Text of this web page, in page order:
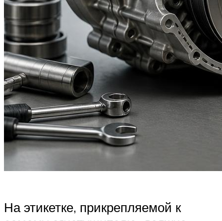
На этикетке, прикрепляемой к